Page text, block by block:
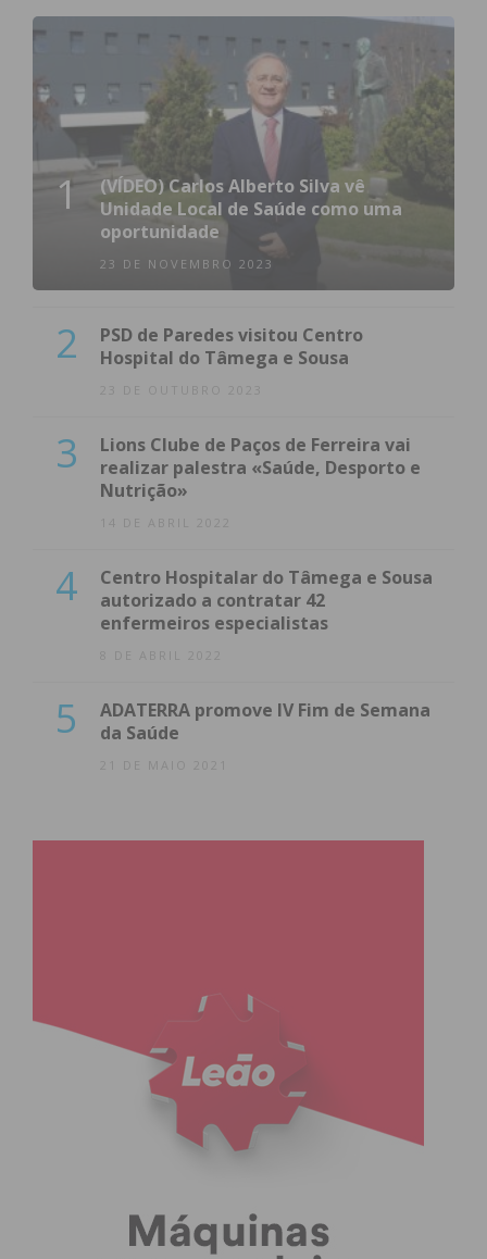
1
(VÍDEO) Carlos Alberto Silva vê
Unidade Local de Saúde como uma
oportunidade
23 DE NOVEMBRO 2023
2
PSD de Paredes visitou Centro
Hospital do Tâmega e Sousa
23 DE OUTUBRO 2023
3
Lions Clube de Paços de Ferreira vai
realizar palestra «Saúde, Desporto e
Nutrição»
14 DE ABRIL 2022
4
Centro Hospitalar do Tâmega e Sousa
autorizado a contratar 42
enfermeiros especialistas
8 DE ABRIL 2022
5
ADATERRA promove IV Fim de Semana
da Saúde
21 DE MAIO 2021